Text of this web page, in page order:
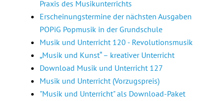
Praxis des Musikunterrichts
Erscheinungstermine der nächsten Ausgaben
POPiG Popmusik in der Grundschule
Musik und Unterricht 120 - Revolutionsmusik
„Musik und Kunst“ – kreativer Unterricht
Download Musik und Unterricht 127
Musik und Unterricht (Vorzugspreis)
"Musik und Unterricht" als Download-Paket